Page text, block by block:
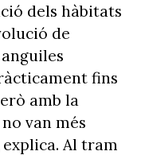
dels hàbitats
de
fins
amb la
van més
Al tram